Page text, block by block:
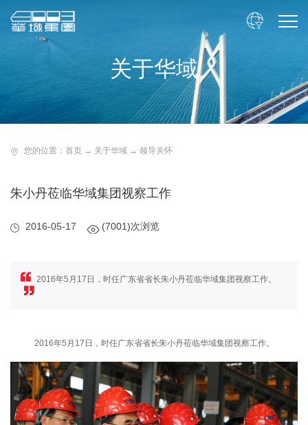

关于华域
您的位置： 首页 → 关于华域 → 领导关怀
朱小丹莅临华域集团视察工作
2016-05-17 (7001)次浏览
2016年5月17日，时任广东省省长朱小丹莅临华域集团视察工作。
2016年5月17日，时任广东省省长朱小丹莅临华域集团视察工作。